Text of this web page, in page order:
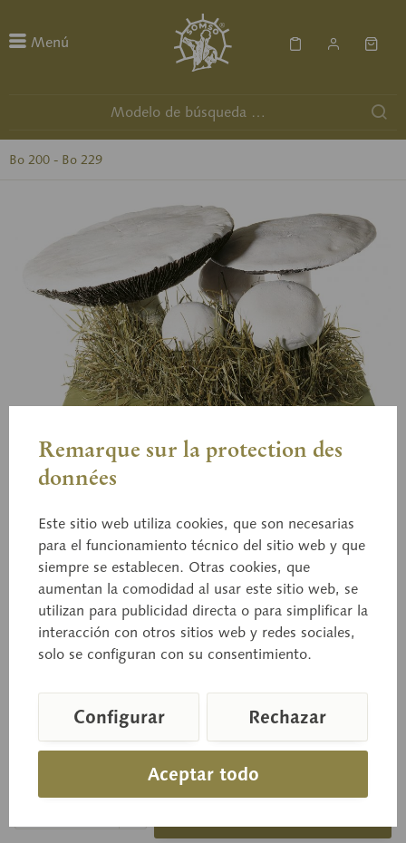
Menú
Bo 200 - Bo 229
Champiñón de prado, seta
campesina
Agaricus campestris (L.) FR. Ejemplares gigantes
encontrados, comestible.
Precio a consultar
Tiempo de entrega a petición
Remarque sur la protection des
données
Este sitio web utiliza cookies, que son necesarias
para el funcionamiento técnico del sitio web y que
siempre se establecen. Otras cookies, que
aumentan la comodidad al usar este sitio web, se
utilizan para publicidad directa o para simplificar la
interacción con otros sitios web y redes sociales,
solo se configuran con su consentimiento.
Aceptar todo
Configurar Rechazar